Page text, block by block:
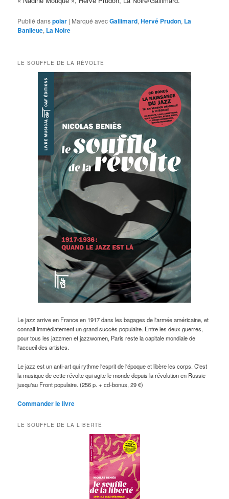
Publié danspolar | Marqué avecGallimard,Hervé Prudon, La
Banlieue, La Noire
LE SOUFFLE DE LA RÉVOLTE
Le jazz arrive en France en 1917 dans les bagages de l'armée américaine, et
connait immédiatement un grand succès populaire. Entre les deux guerres,
pour tous les jazzmen et jazzwomen, Paris reste la capitale mondiale de
l'accueil des artistes.
Le jazz est un anti-art qui rythme l'esprit de l'époque et libère les corps. C'est
la musique de cette révolte qui agite le monde depuis la révolution en Russie
jusqu'au Front populaire. (256 p. + cd-bonus, 29 €)
Commander le livre
LE SOUFFLE DE LA LIBERTÉ